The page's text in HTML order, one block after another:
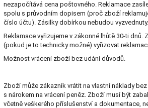
nezapočítává cena poštovného. Reklamace
spolu s průvodním dopisem (proč zboží
číslo účtu). Zásilky dobírkou nebudou vyzvednuty.
Reklamace vyřizujeme v zákonné lhůtě 30-ti dnů.
(pokud je to technicky možné) vyřizovat
Možnost vrácení zboží bez udání důvodů.
Zboží může zákazník vrátit na vlastní náklady
s nárokem na vrácení peněz. Zboží musí být
včetně veškerého příslušenství a dokumentace,